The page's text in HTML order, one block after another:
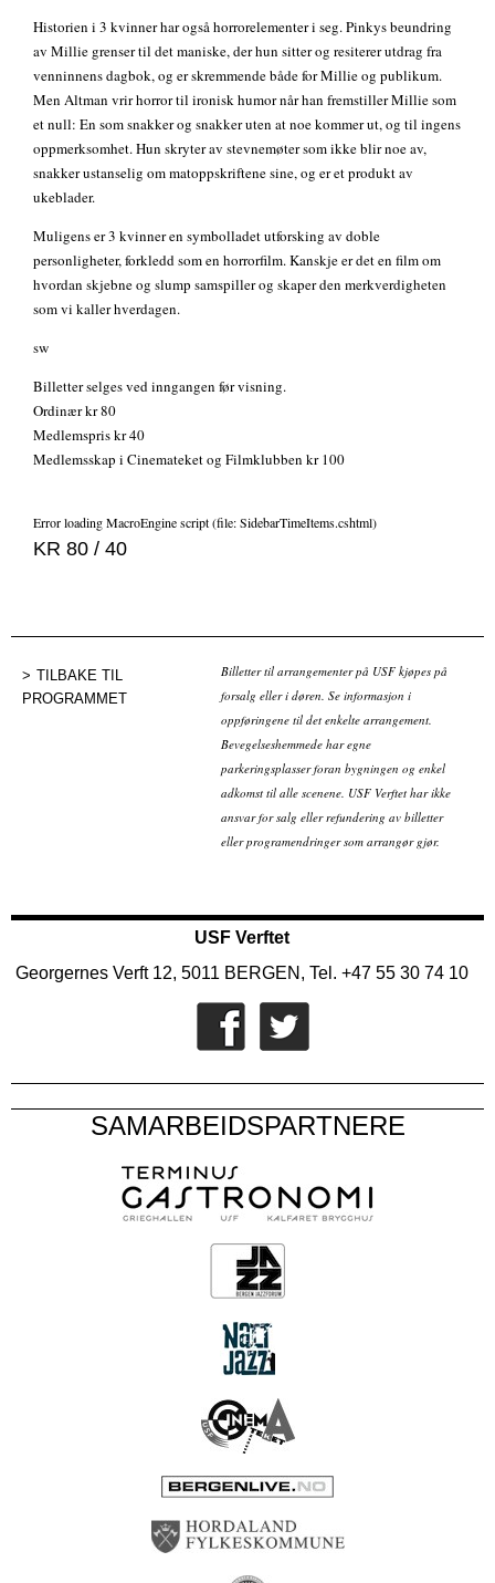
Historien i 3 kvinner har også horrorelementer i seg. Pinkys beundring
av Millie grenser til det maniske, der hun sitter og resiterer utdrag fra
venninnens dagbok, og er skremmende både for Millie og publikum.
Men Altman vrir horror til ironisk humor når han fremstiller Millie som
et null: En som snakker og snakker uten at noe kommer ut, og til ingens
oppmerksomhet. Hun skryter av stevnemøter som ikke blir noe av,
snakker ustanselig om matoppskriftene sine, og er et produkt av
ukeblader.
Muligens er 3 kvinner en symbolladet utforsking av doble
personligheter, forkledd som en horrorfilm. Kanskje er det en film om
hvordan skjebne og slump samspiller og skaper den merkverdigheten
som vi kaller hverdagen.
sw
Billetter selges ved inngangen før visning.
Ordinær kr 80
Medlemspris kr 40
Medlemsskap i Cinemateket og Filmklubben kr 100
Error loading MacroEngine script (file: SidebarTimeItems.cshtml)
KR 80 / 40
TILBAKE TIL
PROGRAMMET
Billetter til arrangementer på USF kjøpes på
forsalg eller i døren. Se informasjon i
oppføringene til det enkelte arrangement.
Bevegelseshemmede har egne
parkeringsplasser foran bygningen og enkel
adkomst til alle scenene. USF Verftet har ikke
ansvar for salg eller refundering av billetter
eller programendringer som arrangør gjør.
USF Verftet
Georgernes Verft 12, 5011 BERGEN, Tel. +47 55 30 74 10
SAMARBEIDSPARTNERE